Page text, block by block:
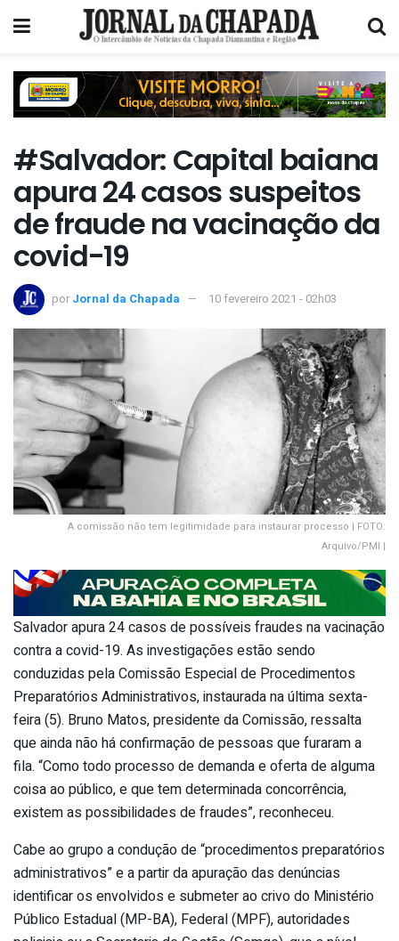
#Salvador: Capital baiana
apura 24 casos suspeitos
de fraude na vacinação da
covid-19
por Jornal da Chapada 10 fevereiro 2021 - 02h03
A comissão não tem legitimidade para instaurar processo | FOTO:
Arquivo/PMI |
Salvador apura 24 casos de possíveis fraudes na vacinação
contra a covid-19. As investigações estão sendo
conduzidas pela Comissão Especial de Procedimentos
Preparatórios Administrativos, instaurada na última sexta-
feira (5). Bruno Matos, presidente da Comissão, ressalta
que ainda não há confirmação de pessoas que furaram a
fila. “Como todo processo de demanda e oferta de alguma
coisa ao público, e que tem determinada concorrência,
existem as possibilidades de fraudes”, reconheceu.
Cabe ao grupo a condução de “procedimentos preparatórios
administrativos” e a partir da apuração das denúncias
identificar os envolvidos e submeter ao crivo do Ministério
Público Estadual (MP-BA), Federal (MPF), autoridades